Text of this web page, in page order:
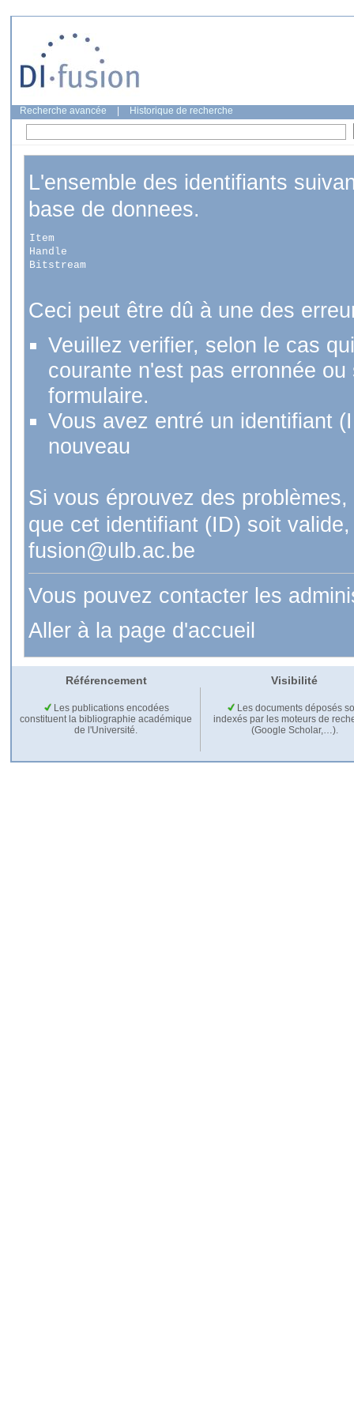
Recherche avancée Historique de recherche
L'ensemble des identifiants
base de donnees.
Item
Handle
Bitstream
Ceci peut être dû à une des
Veuillez verifier, selon le cas
courante n'est pas erronnée
formulaire.
Vous avez entré un identifiant
nouveau
Si vous éprouvez des
que cet identifiant (ID) soit
fusion@ulb.ac.be
Vous pouvez contacter les
Aller à la page d'accueil
Référencement Visibilité
Les publications encodées
constituent la bibliographie académique
de l'Université.
Les documents déposés
indexés par les moteurs de
(Google Scholar,…).